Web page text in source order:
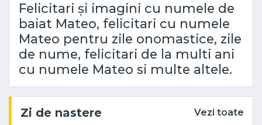
Felicitari și imagini cu numele de
baiat Mateo, felicitari cu numele
Mateo pentru zile onomastice, zile
de nume, felicitari de la multi ani
cu numele Mateo si multe altele.
Zi de nastere Vezi toate